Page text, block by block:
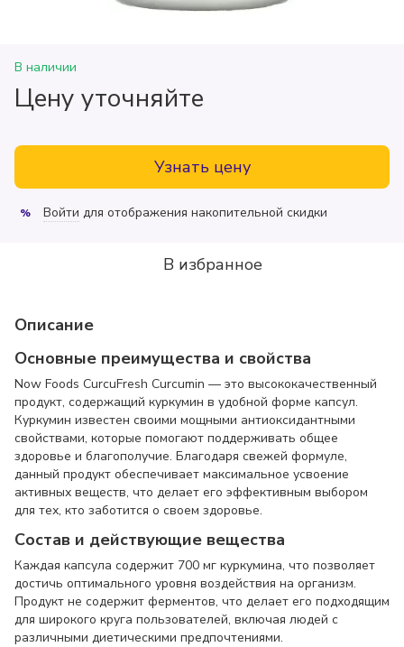
В наличии
Цену уточняйте
Узнать цену
% Войти для отображения накопительной скидки
В избранное
Описание
Основные преимущества и свойства
Now Foods CurcuFresh Curcumin — это высококачественный
продукт, содержащий куркумин в удобной форме капсул.
Куркумин известен своими мощными антиоксидантными
свойствами, которые помогают поддерживать общее
здоровье и благополучие. Благодаря свежей формуле,
данный продукт обеспечивает максимальное усвоение
активных веществ, что делает его эффективным выбором
для тех, кто заботится о своем здоровье.
Состав и действующие вещества
Каждая капсула содержит 700 мг куркумина, что позволяет
достичь оптимального уровня воздействия на организм.
Продукт не содержит ферментов, что делает его подходящим
для широкого круга пользователей, включая людей с
различными диетическими предпочтениями.